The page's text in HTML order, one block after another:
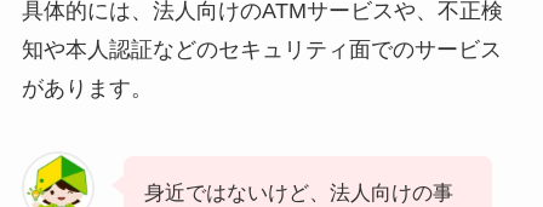
具体的には、法人向けのATMサービスや、不正検
知や本人認証などのセキュリティ面でのサービス
があります。
身近ではないけど、法人向けの事